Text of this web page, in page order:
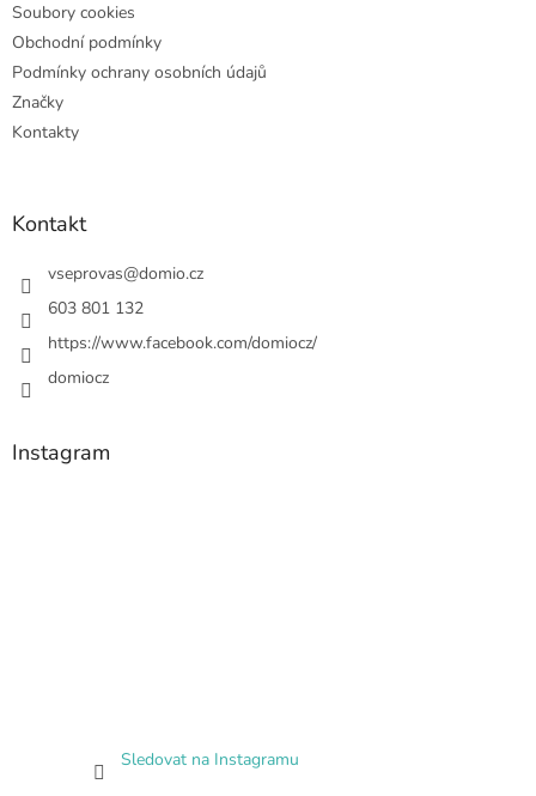
Soubory cookies
Obchodní podmínky
Podmínky ochrany osobních údajů
Značky
Kontakty
Kontakt
vseprovas@domio.cz
603 801 132
https://www.facebook.com/domiocz/
domiocz
Instagram
Sledovat na Instagramu